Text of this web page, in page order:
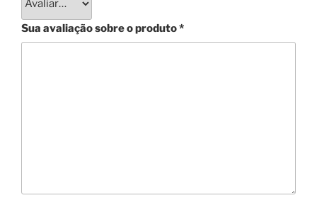
Sua avaliação sobre o produto*